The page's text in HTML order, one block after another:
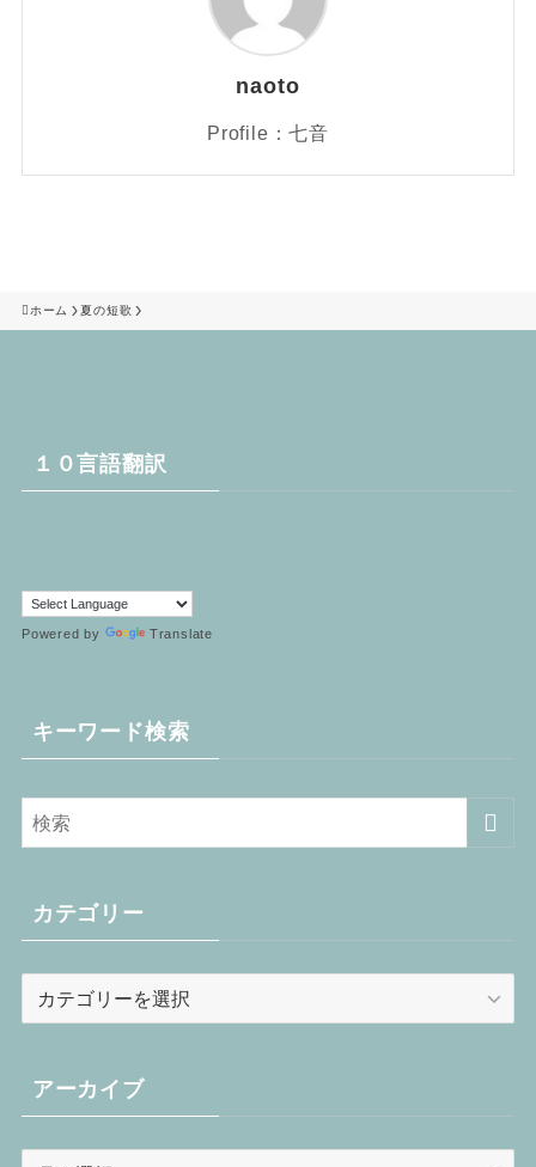
naoto
Profile：七音
ホーム 夏の短歌
１０言語翻訳
Powered by Translate
キーワード検索
カテゴリー
リ
ー
アーカイブ